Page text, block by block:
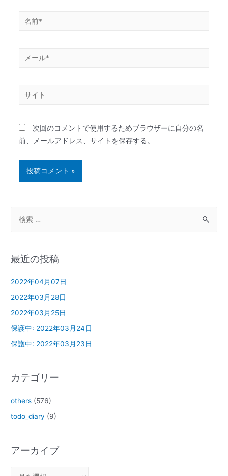
次回のコメントで使用するためブラウザーに自分の名
前、メールアドレス、サイトを保存する。
最近の投稿
2022年04月07日
2022年03月28日
2022年03月25日
保護中: 2022年03月24日
保護中: 2022年03月23日
カテゴリー
others (576)
todo_diary (9)
アーカイブ